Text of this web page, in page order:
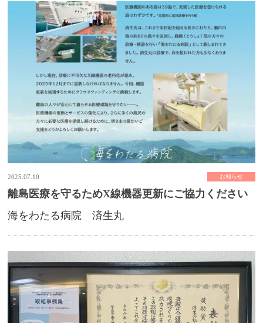
2025.07.10 お知らせ
離島医療を守るためX線機器更新にご協力ください
海をわたる病院 済生丸